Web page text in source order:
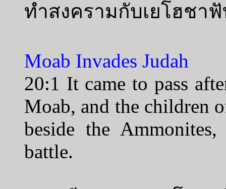
ทำสงครามกับเยโฮชา
Moab Invades Judah
20:1 It came to pass
Moab, and the children
beside the Ammonites,
battle.